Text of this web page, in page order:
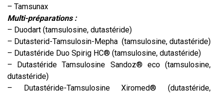
– Tamsunax
Multi-préparations :
– Duodart (tamsulosine, dutastéride)
– Dutasterid-Tamsulosin-Mepha (tamsulosine, dutastéride)
– Dutastéride Duo Spirig HC® (tamsulosine, dutastéride)
– Dutastéride Tamsulosine Sandoz® eco (tamsulosine,
dutastéride)
– Dutastéride-Tamsulosine Xiromed® (dutastéride,